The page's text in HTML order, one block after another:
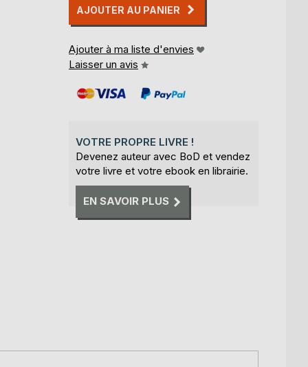
AJOUTER AU PANIER
Ajouter à ma liste d'envies
Laisser un avis
VOTRE PROPRE LIVRE !
Devenez auteur avec BoD et vendez
votre livre et votre ebook en librairie.
EN SAVOIR PLUS